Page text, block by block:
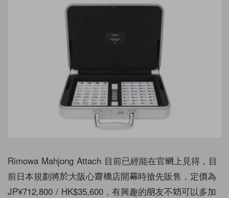
Rimowa Mahjong Attach 目前已經能在官網上見得，目
前日本規劃將於大阪心齋橋店開幕時搶先販售，定價為
JP¥712,800 / HK$35,600，有興趣的朋友不妨可以多加